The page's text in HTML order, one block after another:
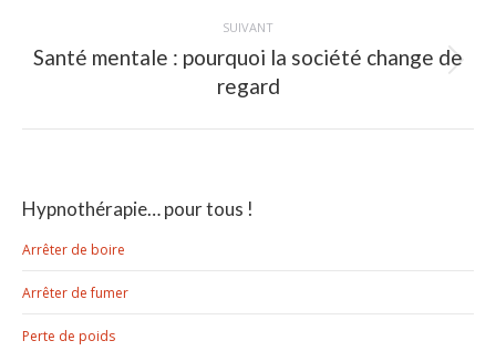
SUIVANT
Article
suivant
Santé mentale : pourquoi la société change de
regard
Hypnothérapie… pour tous !
Arrêter de boire
Arrêter de fumer
Perte de poids